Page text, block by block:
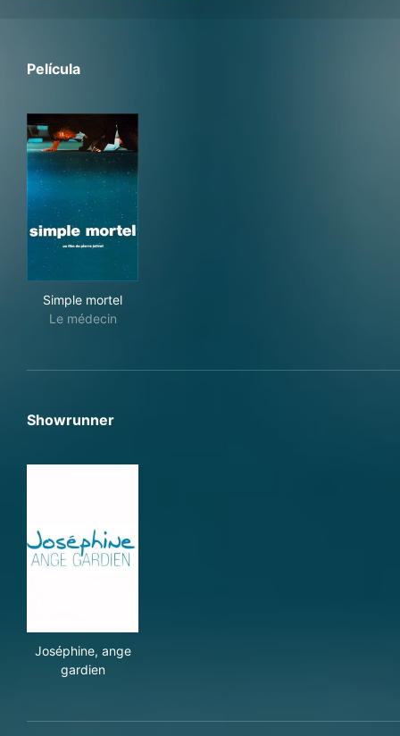
Película
Simple mortel
Le médecin
Showrunner
Joséphine, ange
gardien